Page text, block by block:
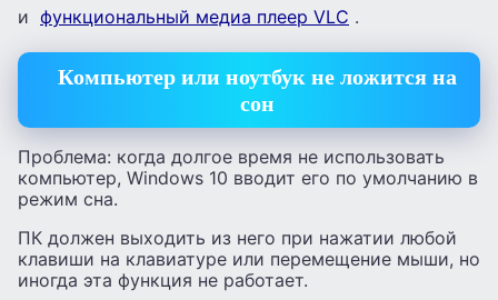
и функциональный медиа плеер VLC .
Компьютер или ноутбук не ложится на
сон
Проблема: когда долгое время не использовать
компьютер, Windows 10 вводит его по умолчанию в
режим сна.
ПК должен выходить из него при нажатии любой
клавиши на клавиатуре или перемещение мыши, но
иногда эта функция не работает.